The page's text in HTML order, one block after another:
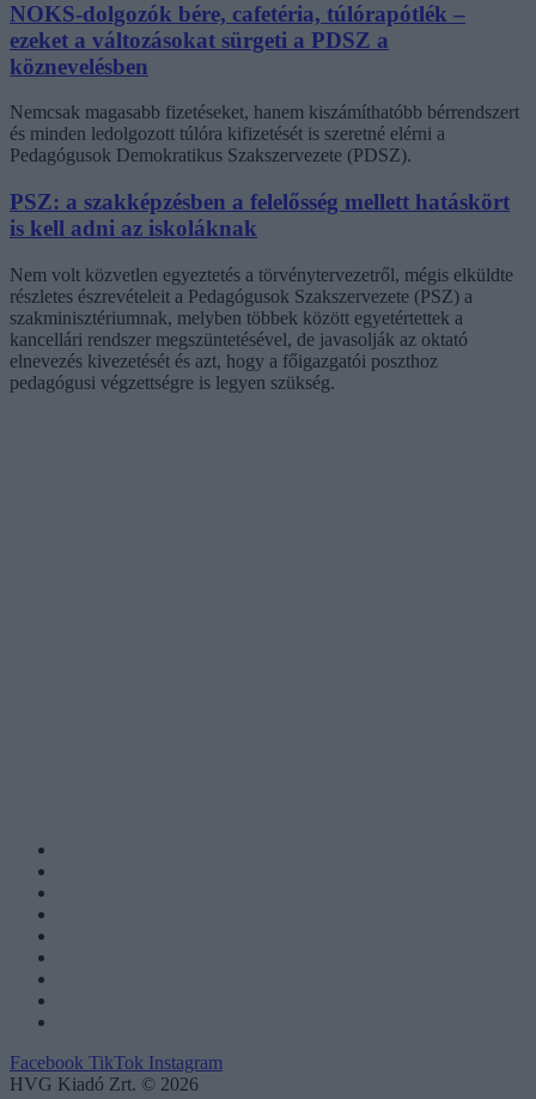
NOKS-dolgozók bére, cafetéria, túlórapótlék –
ezeket a változásokat sürgeti a PDSZ a
köznevelésben
Nemcsak magasabb fizetéseket, hanem kiszámíthatóbb bérrendszert
és minden ledolgozott túlóra kifizetését is szeretné elérni a
Pedagógusok Demokratikus Szakszervezete (PDSZ).
PSZ: a szakképzésben a felelősség mellett hatáskört
is kell adni az iskoláknak
Nem volt közvetlen egyeztetés a törvénytervezetről, mégis elküldte
részletes észrevételeit a Pedagógusok Szakszervezete (PSZ) a
szakminisztériumnak, melyben többek között egyetértettek a
kancellári rendszer megszüntetésével, de javasolják az oktató
elnevezés kivezetését és azt, hogy a főigazgatói poszthoz
pedagógusi végzettségre is legyen szükség.
Facebook TikTok Instagram
HVG Kiadó Zrt. © 2026